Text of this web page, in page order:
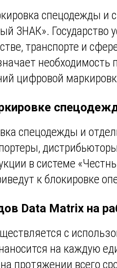
спецодежды и
ЗНАК». Государство
транспорте и
необходимость
цифровой
спецодежды и
в системе
к блокировке
Data Matrix на
с
на каждую
на протяжении